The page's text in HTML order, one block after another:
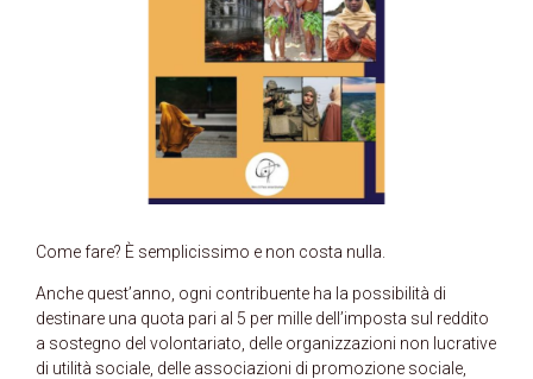
Come fare? È semplicissimo e non costa nulla.
Anche quest’anno, ogni contribuente ha la possibilità di
destinare una quota pari al 5 per mille dell’imposta sul reddito
a sostegno del volontariato, delle organizzazioni non lucrative
di utilità sociale, delle associazioni di promozione sociale,